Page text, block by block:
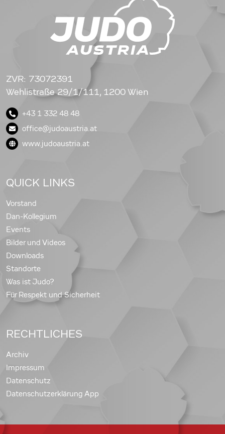
ZVR: 73072391
Wehlistraße 29/1/111, 1200 Wien
+43 1 332 48 48
office@judoaustria.at
www.judoaustria.at
QUICK LINKS
Vorstand
Dan-Kollegium
Events
Bilder und Videos
Downloads
Standorte
Was ist Judo?
Für Respekt und Sicherheit
RECHTLICHES
Archiv
Impressum
Datenschutz
Datenschutzerklärung App